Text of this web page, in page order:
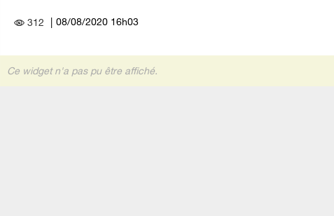
312 ‎08/08/2020 16h03
Ce widget n'a pas pu être affiché.